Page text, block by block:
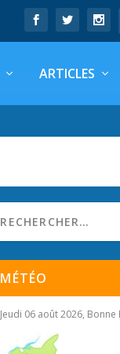
ARTICLES
MÉTÉO
Jeudi 06 août 2026, Bonne